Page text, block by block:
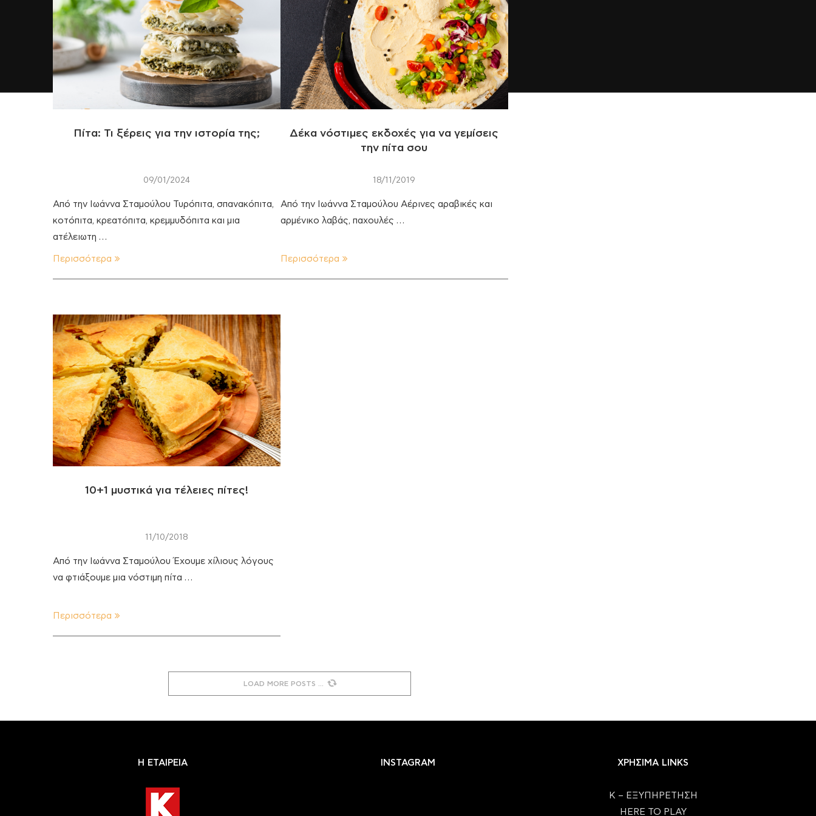
Πίτα: Τι ξέρεις για την ιστορία της;
09/01/2024
Από την Ιωάννα Σταμούλου Τυρόπιτα, σπανακόπιτα,
κοτόπιτα, κρεατόπιτα, κρεμμυδόπιτα και μια
ατέλειωτη …
Περισσότερα
Δέκα νόστιμες εκδοχές για να γεμίσεις
την πίτα σου
18/11/2019
Από την Ιωάννα Σταμούλου Αέρινες αραβικές και
αρμένικο λαβάς, παχουλές …
Περισσότερα
10+1 μυστικά για τέλειες πίτες!
11/10/2018
Από την Ιωάννα Σταμούλου Έχουμε χίλιους λόγους
να φτιάξουμε μια νόστιμη πίτα …
Περισσότερα
LOAD MORE POSTS
Η ΕΤΑΙΡΕΙΑ INSTAGRAM ΧΡΗΣΙΜΑ LINKS
Κ – ΕΞΥΠΗΡΕΤΗΣΗ
HERE TO PLAY